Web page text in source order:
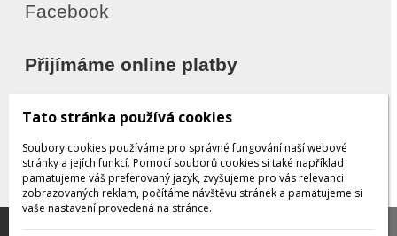
Facebook
Přijímáme online platby
Děkujeme za důvěru
Tato stránka používá cookies
Soubory cookies používáme pro správné fungování naší webové
stránky a jejích funkcí. Pomocí souborů cookies si také například
pamatujeme váš preferovaný jazyk, zvyšujeme pro vás relevanci
zobrazovaných reklam, počítáme návštěvu stránek a pamatujeme si
vaše nastavení provedená na stránce.